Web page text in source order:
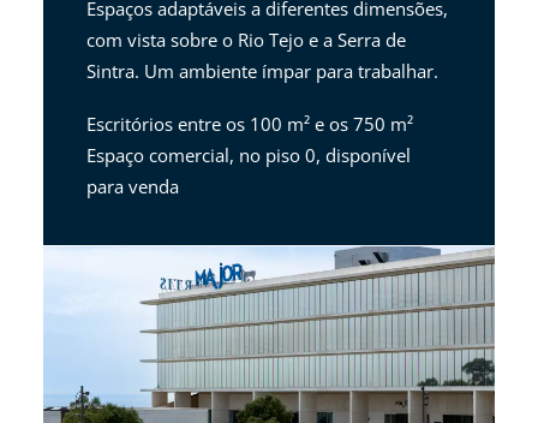
Espaços adaptáveis a diferentes dimensões,
com vista sobre o Rio Tejo e a Serra de
Sintra. Um ambiente ímpar para trabalhar.
Escritórios entre os 100 m² e os 750 m²
Espaço comercial, no piso 0, disponível
para venda